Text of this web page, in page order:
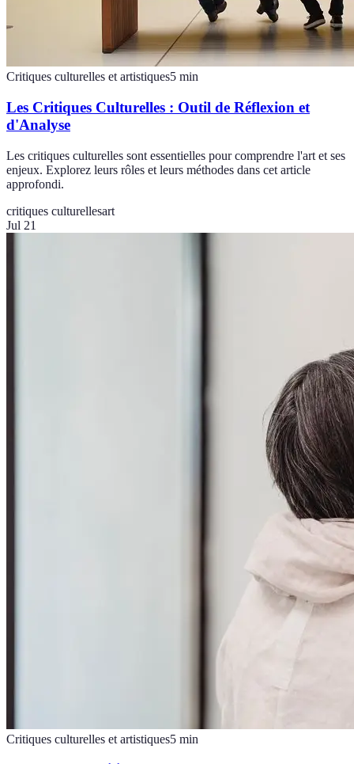
Critiques culturelles et artistiques5 min
Les Critiques Culturelles : Outil de Réflexion et
d'Analyse
Les critiques culturelles sont essentielles pour comprendre l'art et ses
enjeux. Explorez leurs rôles et leurs méthodes dans cet article
approfondi.
critiques culturellesart
Jul 21
Critiques culturelles et artistiques5 min